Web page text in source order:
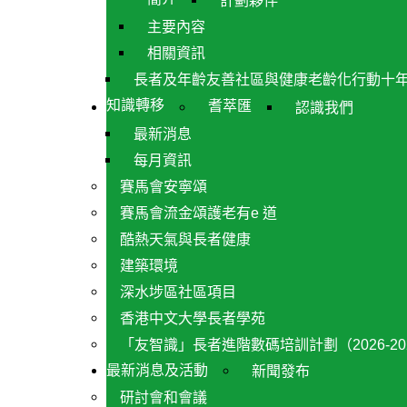
主要內容
相關資訊
長者及年齡友善社區與健康老齡化行動十
知識轉移
耆萃匯
認識我們
最新消息
每月資訊
賽馬會安寧頌
賽馬會流金頌護老有e 道
酷熱天氣與長者健康
建築環境
深水埗區社區項目
香港中文大學長者學苑
「友智識」長者進階數碼培訓計劃（2026-
最新消息及活動
新聞發布
研討會和會議